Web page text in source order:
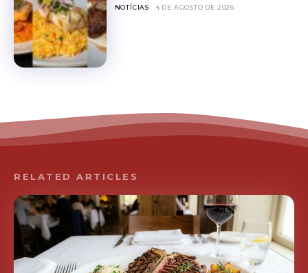
NOTÍCIAS 4 DE AGOSTO DE 2026
RELATED ARTICLES